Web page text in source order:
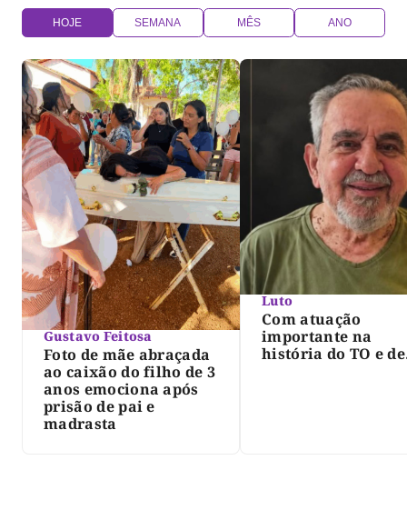
HOJE SEMANA MÊS ANO
Gustavo Feitosa
Foto de mãe abraçada
ao caixão do filho de 3
anos emociona após
prisão de pai e
madrasta
Luto
Com atuação
importante na
história do TO e de